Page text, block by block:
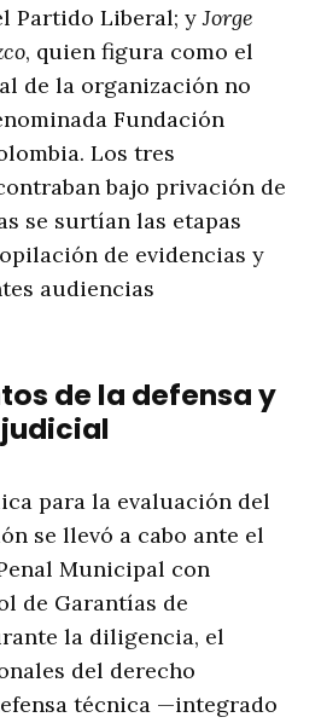
Partido Liberal; yJorge
, quien figura como el
de la organización no
Fundación
Los tres
bajo privación de
se surtían las etapas
de evidencias y
audiencias
de la defensa y
para la evaluación del
se llevó a cabo ante el
Municipal con
de Garantías de
la diligencia, el
del derecho
técnica —integrado